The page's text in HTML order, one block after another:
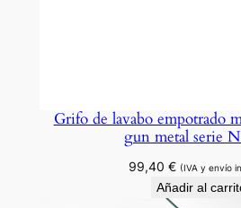
Grifo de lavabo empotrado
gun metal serie
99,40 € (IVA y envío
Añadir al